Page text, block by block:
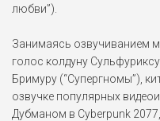
любви”).
Занимаясь озвучиванием
голос колдуну Сульфуриксу
Бримуру (“Супергномы”),
озвучке популярных
Дубманом в Cyberpunk